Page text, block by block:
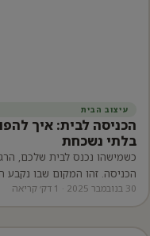
עיצוב הבית
הכניסה לבית: איך
בלתי נשכחת
כשמישהו נכנס לבית שלכם,
הכניסה. זהו המקום שבו נקבע
30 בנובמבר 2025 · 1 דק׳ קריאה